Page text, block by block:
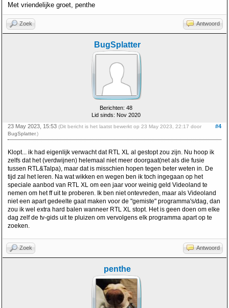
Met vriendelijke groet, penthe
Zoek Antwoord
BugSplatter
Berichten: 48
Lid sinds: Nov 2020
#4
23 May 2023, 15:53 (Dit bericht is het laatst bewerkt op 23 May 2023, 22:17 door
BugSplatter.)
Klopt... ik had eigenlijk verwacht dat RTL XL al gestopt zou zijn. Nu hoop ik
zelfs dat het (verdwijnen) helemaal niet meer doorgaat(net als die fusie
tussen RTL&Talpa), maar dat is misschien hopen tegen beter weten in. De
tijd zal het leren. Na wat wikken en wegen ben ik toch ingegaan op het
speciale aanbod van RTL XL om een jaar voor weinig geld Videoland te
nemen om het ff uit te proberen. Ik ben niet ontevreden, maar als Videoland
niet een apart gedeelte gaat maken voor de "gemiste" programma's/dag, dan
zou ik wel extra hard balen wanneer RTL XL stopt. Het is geen doen om elke
dag zelf de tv-gids uit te pluizen om vervolgens elk programma apart op te
zoeken.
Zoek Antwoord
penthe